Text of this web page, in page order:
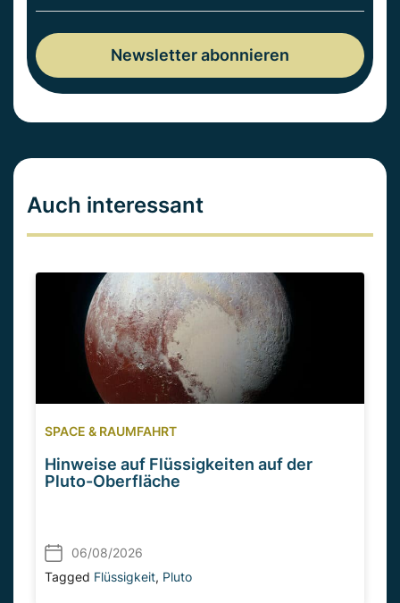
Auch interessant
SPACE & RAUMFAHRT
Hinweise auf Flüssigkeiten auf der
Pluto-Oberfläche
06/08/2026
Tagged Flüssigkeit, Pluto